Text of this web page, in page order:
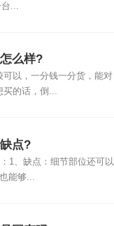
...
么样?
可以，一分钱一分货，能对
买的话，倒...
点?
1、缺点：细节部位还可以
能够...